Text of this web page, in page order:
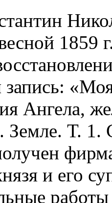
1859
запись:
Ангела,
Земле. Т. 1.
и его